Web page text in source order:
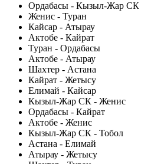
Ордабасы - Кызыл-Жар СК
Женис - Туран
Кайсар - Атырау
Актобе - Кайрат
Туран - Ордабасы
Актобе - Атырау
Шахтер - Астана
Кайрат - Жетысу
Елимай - Кайсар
Кызыл-Жар СК - Женис
Ордабасы - Кайрат
Актобе - Женис
Кызыл-Жар СК - Тобол
Астана - Елимай
Атырау - Жетысу